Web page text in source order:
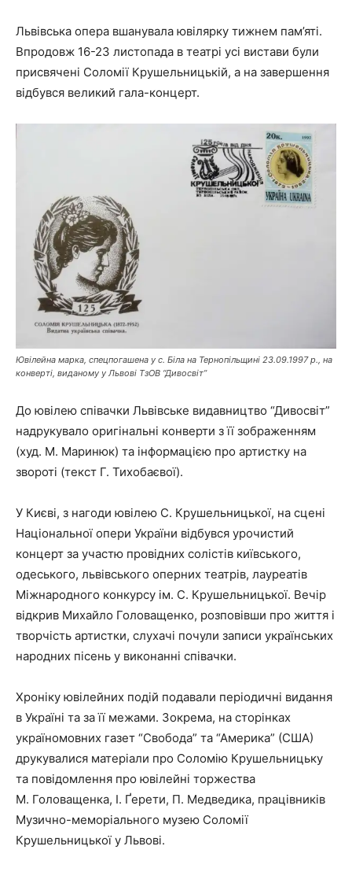
Львівська опера вшанувала ювілярку тижнем пам’яті.
Впродовж 16-23 листопада в театрі усі вистави були
присвячені Соломії Крушельницькій, а на завершення
відбувся великий гала-концерт.
Ювілейна марка, спецпогашена у с. Біла на Тернопільщині 23.09.1997 р., на
конверті, виданому у Львові ТзОВ “Дивосвіт”
До ювілею співачки Львівське видавництво “Дивосвіт”
надрукувало оригінальні конверти з її зображенням
(худ. М. Маринюк) та інформацією про артистку на
звороті (текст Г. Тихобаєвої).
У Києві, з нагоди ювілею С. Крушельницької, на сцені
Національної опери України відбувся урочистий
концерт за участю провідних солістів київського,
одеського, львівського оперних театрів, лауреатів
Міжнародного конкурсу ім. С. Крушельницької. Вечір
відкрив Михайло Головащенко, розповівши про життя і
творчість артистки, слухачі почули записи українських
народних пісень у виконанні співачки.
Хроніку ювілейних подій подавали періодичні видання
в Україні та за її межами. Зокрема, на сторінках
україномовних газет “Свобода” та “Америка” (США)
друкувалися матеріали про Соломію Крушельницьку
та повідомлення про ювілейні торжества
М. Головащенка, І. Ґерети, П. Медведика, працівників
Музично-меморіального музею Соломії
Крушельницької у Львові.